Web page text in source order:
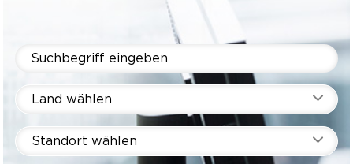
Land wählen
Standort wählen